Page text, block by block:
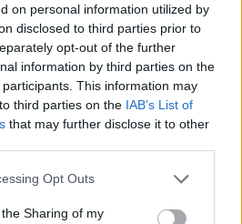
on personal information utilized by
disclosed to third parties prior to
opt-out of the further
information by third parties on the
participants. This information may
third parties on the IAB’s List of
that may further disclose it to other
app uses one or more Google
usage behaviour. You may click to
Opt Outs
Sharing of my
εκρηκτικό,
σε παλιά και νέα
για encore επέλεξαν αυτή
σε μια συναυλία όπου ο
πάλι άφθονος.
η πιο εκρηκτική
έλαβε χώρα και πάλι το